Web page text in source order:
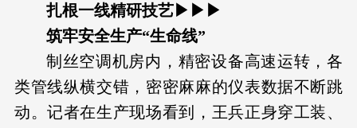
扎根一线精研技艺▶▶▶
筑牢安全生产“生命线”
制丝空调机房内，精密设备高速运转，各
类管线纵横交错，密密麻麻的仪表数据不断跳
动。记者在生产现场看到，王兵正身穿工装、